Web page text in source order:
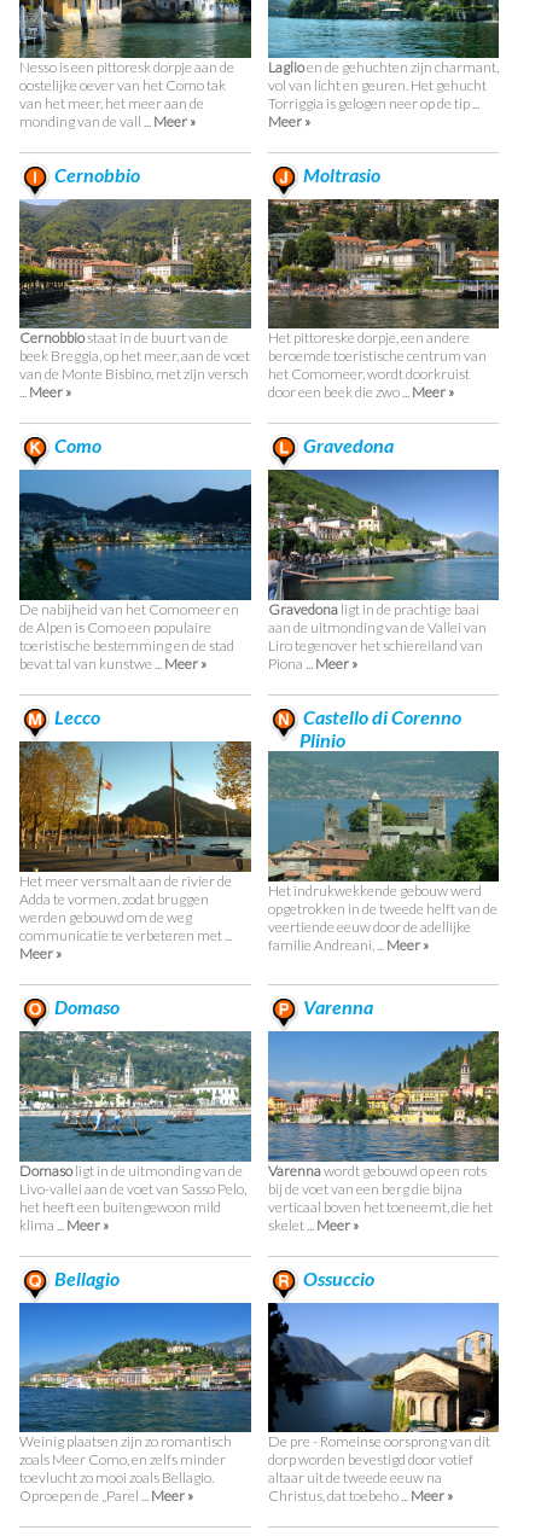
Nesso is een pittoresk dorpje aan de
oostelijke oever van het Como tak
van het meer, het meer aan de
monding van de vall ... Meer »
Laglioen de gehuchten zijn charmant,
vol van licht en geuren. Het gehucht
Torriggia is gelogen neer op de tip ...
Meer »
Cernobbio
Cernobbiostaat in de buurt van de
beek Breggia, op het meer, aan de voet
van de Monte Bisbino, met zijn versch
... Meer »
Moltrasio
Het pittoreske dorpje, een andere
beroemde toeristische centrum van
het Comomeer, wordt doorkruist
door een beek die zwo ... Meer »
Como
De nabijheid van het Comomeer en
de Alpen is Como een populaire
toeristische bestemming en de stad
bevat tal van kunstwe ... Meer »
Gravedona
Gravedonaligt in de prachtige baai
aan de uitmonding van de Vallei van
Liro tegenover het schiereiland van
Piona ... Meer »
Lecco
Het meer versmalt aan de rivier de
Adda te vormen, zodat bruggen
werden gebouwd om de weg
communicatie te verbeteren met ...
Meer »
Castello di Corenno
Plinio
Het indrukwekkende gebouw werd
opgetrokken in de tweede helft van de
veertiende eeuw door de adellijke
familie Andreani, ... Meer »
Domaso
Domasoligt in de uitmonding van de
Livo-vallei aan de voet van Sasso Pelo,
het heeft een buitengewoon mild
klima ... Meer »
Varenna
Varennawordt gebouwd op een rots
bij de voet van een berg die bijna
verticaal boven het toeneemt, die het
skelet ... Meer »
Bellagio
Weinig plaatsen zijn zo romantisch
zoals Meer Como, en zelfs minder
toevlucht zo mooi zoals Bellagio.
Oproepen de „Parel ... Meer »
Ossuccio
De pre - Romeinse oorsprong van dit
dorp worden bevestigd door votief
altaar uit de tweede eeuw na
Christus, dat toebeho ... Meer »